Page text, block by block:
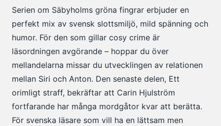
Serien om Säbyholms gröna fingrar erbjuder en
perfekt mix av svensk slottsmiljö, mild spänning och
humor. För den som gillar cosy crime är
läsordningen avgörande – hoppar du över
mellandelarna missar du utvecklingen av relationen
mellan Siri och Anton. Den senaste delen, Ett
orimligt straff, bekräftar att Carin Hjulström
fortfarande har många mordgåtor kvar att berätta.
För svenska läsare som vill ha en lättsam men